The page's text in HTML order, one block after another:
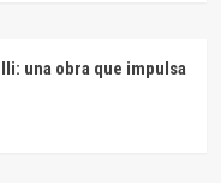
una obra que impulsa